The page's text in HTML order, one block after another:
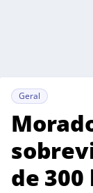
Geral
de 300